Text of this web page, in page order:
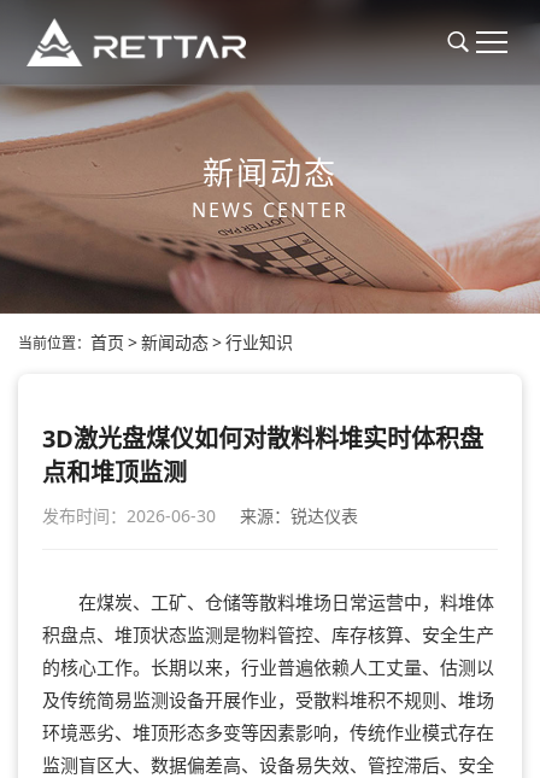
新闻动态
NEWS CENTER
当前位置： 首页 >新闻动态>行业知识
3D激光盘煤仪如何对散料料堆实时体积盘
点和堆顶监测
发布时间：2026-06-30 来源：锐达仪表
在煤炭、工矿、仓储等散料堆场日常运营中，料堆体
积盘点、堆顶状态监测是物料管控、库存核算、安全生产
的核心工作。长期以来，行业普遍依赖人工丈量、估测以
及传统简易监测设备开展作业，受散料堆积不规则、堆场
环境恶劣、堆顶形态多变等因素影响，传统作业模式存在
监测盲区大、数据偏差高、设备易失效、管控滞后、安全